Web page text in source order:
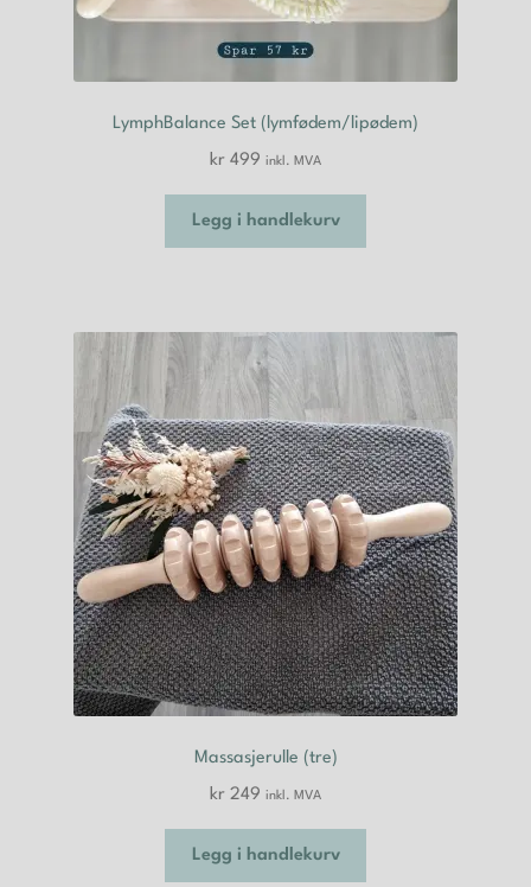
LymphBalance Set (lymfødem/lipødem)
kr 499 inkl. MVA
Legg i handlekurv
Massasjerulle (tre)
kr 249 inkl. MVA
Legg i handlekurv